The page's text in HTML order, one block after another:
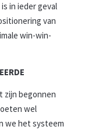
in ieder geval
van
win-win-
zijn begonnen
wel
we het systeem